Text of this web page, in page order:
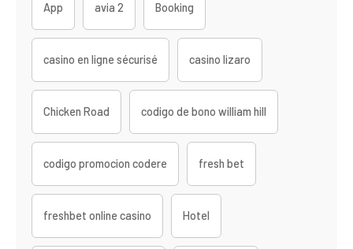
App avia 2 Booking
casino en ligne sécurisé casino lizaro
Chicken Road codigo de bono william hill
codigo promocion codere fresh bet
freshbet online casino Hotel